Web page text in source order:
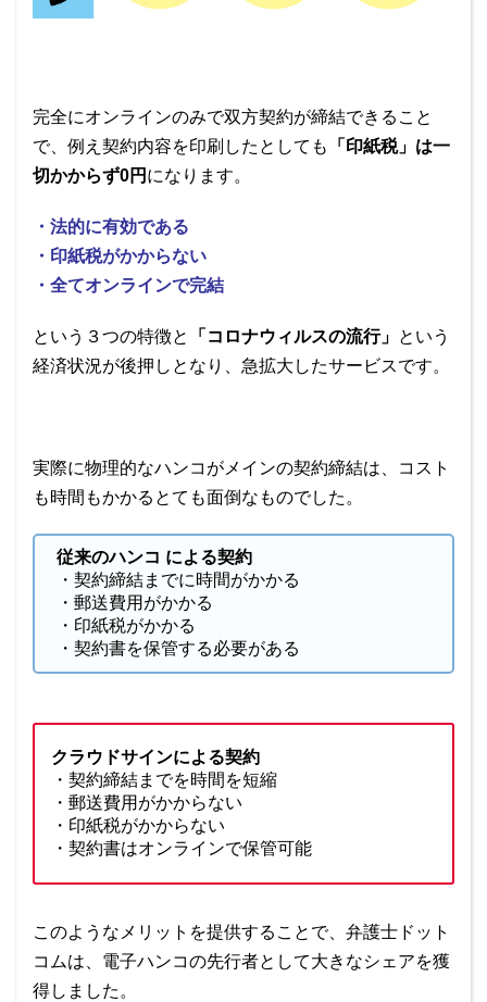
完全にオンラインのみで双方契約が締結できること
で、例え契約内容を印刷したとしても
「印紙税」は一
切かからず0円 になります。
・法的に有効である
・印紙税がかからない
・全てオンラインで完結
という３つの特徴と 「コロナウィルスの流行」 という
経済状況が後押しとなり、急拡大したサービスです。
実際に物理的なハンコがメインの契約締結は、コスト
も時間もかかるとても面倒なものでした。
従来のハンコ による契約
・契約締結までに時間がかかる
・郵送費用がかかる
・印紙税がかかる
・契約書を保管する必要がある
クラウドサインによる契約
・契約締結までを時間を短縮
・郵送費用がかからない
・印紙税がかからない
・契約書はオンラインで保管可能
このようなメリットを提供することで、弁護士ドット
コムは、電子ハンコの先行者として大きなシェアを獲
得しました。